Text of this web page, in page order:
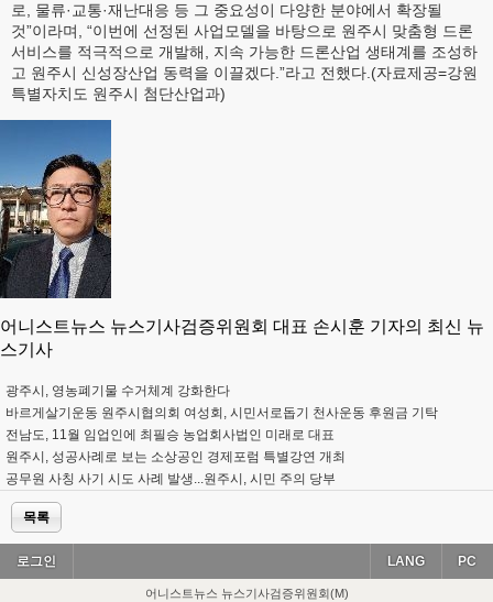
로, 물류·교통·재난대응 등 그 중요성이 다양한 분야에서 확장될
것”이라며, “이번에 선정된 사업모델을 바탕으로 원주시 맞춤형 드론
서비스를 적극적으로 개발해, 지속 가능한 드론산업 생태계를 조성하
고 원주시 신성장산업 동력을 이끌겠다.”라고 전했다.(자료제공=강원
특별자치도 원주시 첨단산업과)
어니스트뉴스 뉴스기사검증위원회 대표 손시훈 기자의 최신 뉴
스기사
광주시, 영농폐기물 수거체계 강화한다
바르게살기운동 원주시협의회 여성회, 시민서로돕기 천사운동 후원금 기탁
전남도, 11월 임업인에 최필승 농업회사법인 미래로 대표
원주시, 성공사례로 보는 소상공인 경제포럼 특별강연 개최
공무원 사칭 사기 시도 사례 발생...원주시, 시민 주의 당부
목록
로그인 PC
LANG
어니스트뉴스 뉴스기사검증위원회(M)